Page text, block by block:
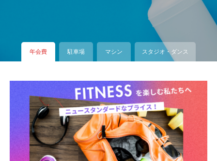
年会費 駐車場 マシン スタジオ・ダンス